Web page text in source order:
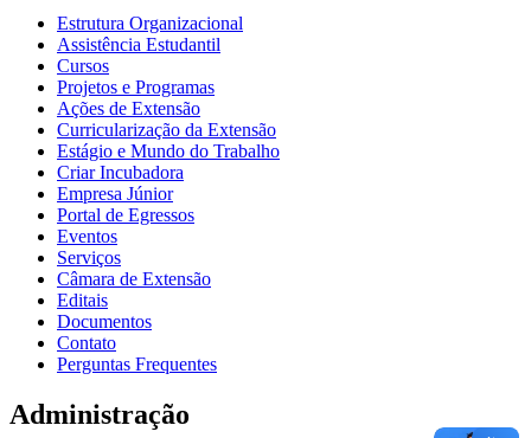
Estrutura Organizacional
Assistência Estudantil
Cursos
Projetos e Programas
Ações de Extensão
Curricularização da Extensão
Estágio e Mundo do Trabalho
Criar Incubadora
Empresa Júnior
Portal de Egressos
Eventos
Serviços
Câmara de Extensão
Editais
Documentos
Contato
Perguntas Frequentes
Administração